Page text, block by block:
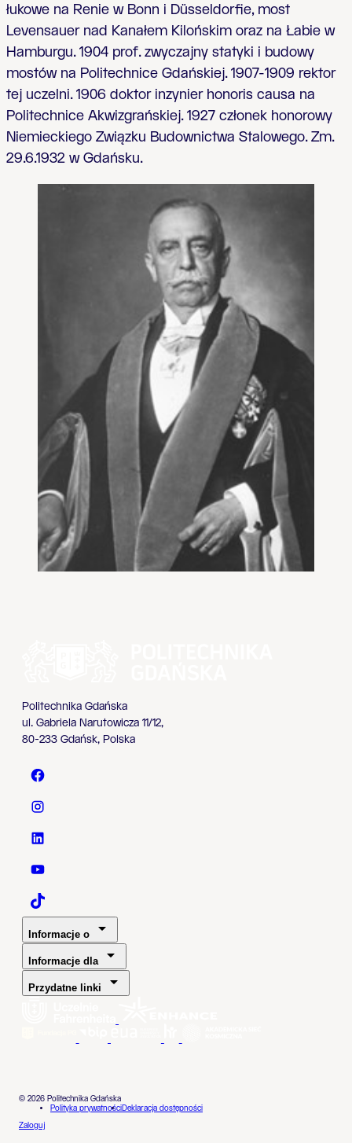
łukowe na Renie w Bonn i Düsseldorfie, most
Levensauer nad Kanałem Kilońskim oraz na Łabie w
Hamburgu. 1904 prof. zwyczajny statyki i budowy
mostów na Politechnice Gdańskiej. 1907-1909 rektor
tej uczelni. 1906 doktor inzynier honoris causa na
Politechnice Akwizgrańskiej. 1927 członek honorowy
Niemieckiego Związku Budownictwa Stalowego. Zm.
29.6.1932 w Gdańsku.
Politechnika Gdańska
ul. Gabriela Narutowicza 11/12,
80-233 Gdańsk, Polska
Politechnika Gdańska - Facebook
Politechnika Gdańska - Instagram
Politechnika Gdańska - LinkedIn
Politechnika Gdańska - YouTube
Politechnika Gdańska - TaikTok
Informacje o
Informacje dla
Przydatne linki
© 2026 Politechnika Gdańska
Polityka prywatnościDeklaracja dostępności
Zaloguj